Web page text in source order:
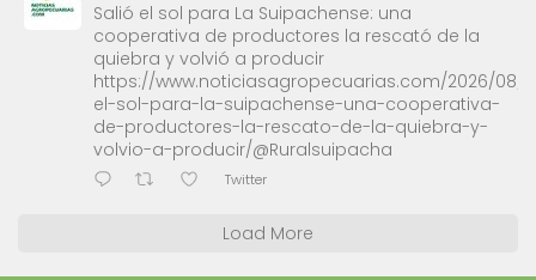
Salió el sol para La Suipachense: una
cooperativa de productores la rescató de la
quiebra y volvió a producir
https://www.noticiasagropecuarias.com/2026/08/
el-sol-para-la-suipachense-una-cooperativa-
de-productores-la-rescato-de-la-quiebra-y-
volvio-a-producir/@Ruralsuipacha
Twitter
Load More